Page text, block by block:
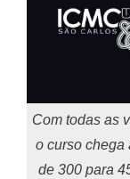
Com todas as
o curso chega
de 300 para